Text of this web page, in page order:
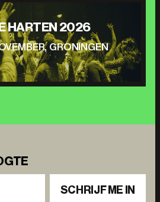
HARTEN 2026
GRONINGEN
SCHRIJF ME IN